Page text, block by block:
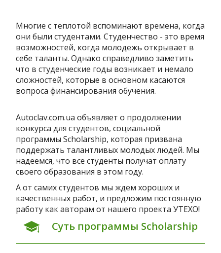
Многие с теплотой вспоминают времена, когда
они были студентами. Студенчество - это время
возможностей, когда молодежь открывает в
себе таланты. Однако справедливо заметить
что в студенческие годы возникает и немало
сложностей, которые в основном касаются
вопроса финансирования обучения.
Autoclav.com.ua объявляет о продолжении
конкурса для студентов, социальной
программы Scholarship, которая призвана
поддержать талантливых молодых людей. Мы
надеемся, что все студенты получат оплату
своего образования в этом году.
А от самих студентов мы ждем хороших и
качественных работ, и предложим постоянную
работу как авторам от нашего проекта УТЕХО!
Суть программы Scholarship